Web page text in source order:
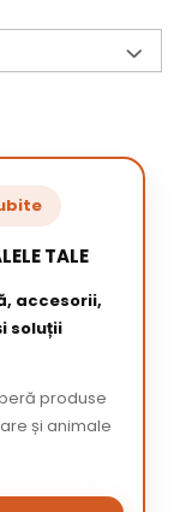
TALE
accesorii,
soluții
produse
și animale